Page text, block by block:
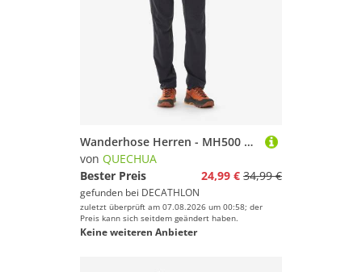
Wanderhose Herren - MH500 schwarz
von QUECHUA
Bester Preis
24,99 € 34,99 €
gefunden bei DECATHLON
zuletzt überprüft am 07.08.2026 um 00:58; der
Preis kann sich seitdem geändert haben.
Keine weiteren Anbieter